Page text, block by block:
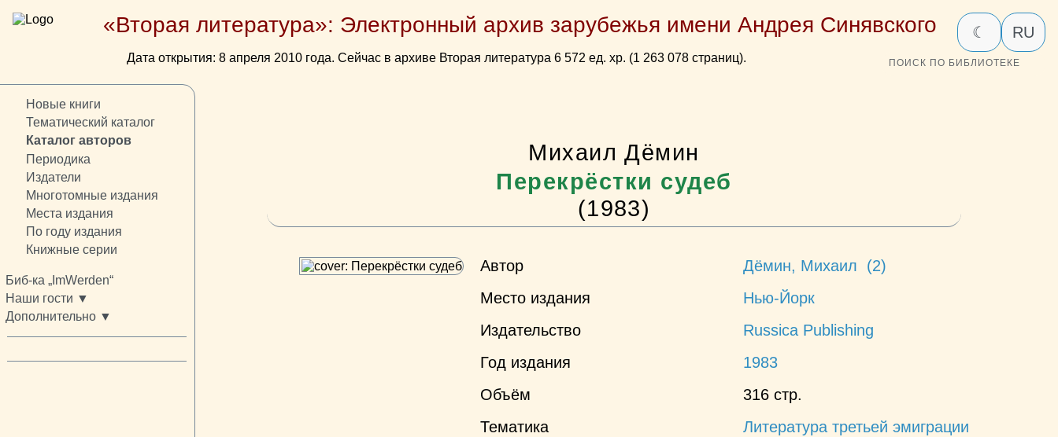
«Вторая литература»: Электронный архив зарубежья имени Андрея Синявского
Дата открытия: 8 апреля 2010 года. Сейчас в архиве Вторая литература 6 572 ед. хр. (1 263 078 страниц).
☾ RU
ПОИСК ПО БИБЛИОТЕКЕ
Новые книги
Тематический каталог
Каталог авторов
Периодика
Издатели
Многотомные издания
Места издания
По году издания
Книжные серии
Биб-ка „ImWerden“
Наши гости ▼
Дополнительно ▼
Михаил Дёмин
Перекрёстки судеб
(1983)
Автор
Дёмин, Михаил (2)
Место издания
Нью-Йорк
Издательство
Russica Publishing
Год издания
1983
Объём
316 стр.
Тематика
Литература третьей эмиграции